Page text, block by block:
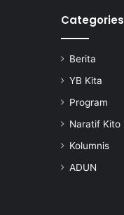
a
i
j
n
g
a
s
Categories
Berita
YB Kita
Program
Naratif Kito
Kolumnis
ADUN